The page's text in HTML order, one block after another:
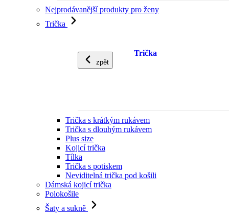
Nejprodávanější produkty pro ženy
Trička
zpět
Trička
Trička s krátkým rukávem
Trička s dlouhým rukávem
Plus size
Kojicí trička
Tílka
Trička s potiskem
Neviditelná trička pod košili
Dámská kojicí trička
Polokošile
Šaty a sukně